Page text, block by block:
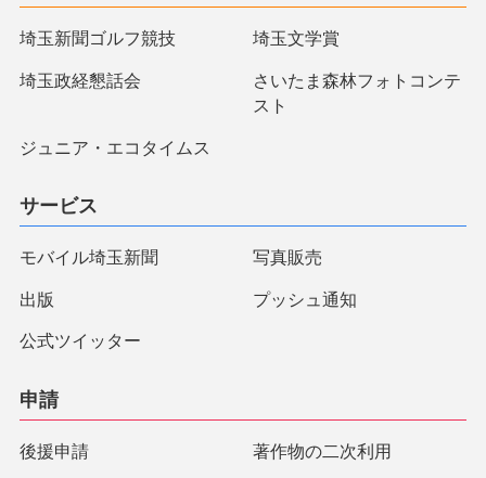
埼玉新聞ゴルフ競技 埼玉文学賞
埼玉政経懇話会
さいたま森林フォトコンテ
スト
ジュニア・エコタイムス
サービス
モバイル埼玉新聞 写真販売
出版 プッシュ通知
公式ツイッター
申請
後援申請 著作物の二次利用